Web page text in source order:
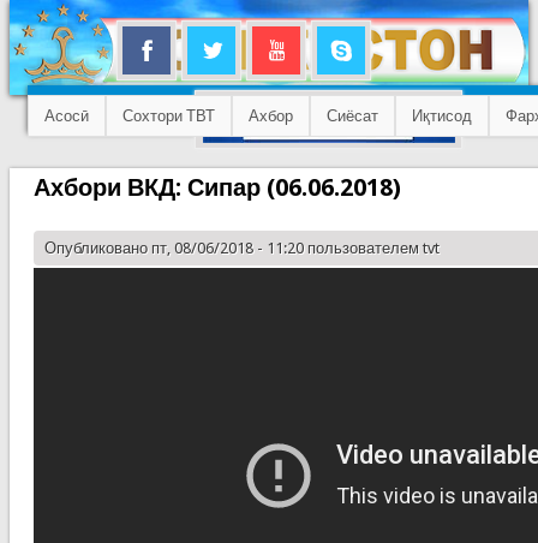
Асосӣ Сохтори ТВТ Ахбор Сиёсат Иқтисод
Ахбори ВКД: Сипар (06.06.2018)
Опубликовано пт, 08/06/2018 - 11:20 пользователем tvt